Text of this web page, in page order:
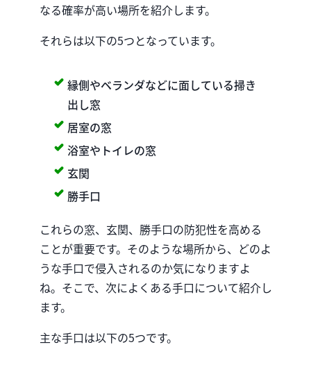
なる確率が高い場所を紹介します。
それらは以下の5つとなっています。
縁側やベランダなどに面している掃き
出し窓
居室の窓
浴室やトイレの窓
玄関
勝手口
これらの窓、玄関、勝手口の防犯性を高める
ことが重要です。そのような場所から、どのよ
うな手口で侵入されるのか気になりますよ
ね。そこで、次によくある手口について紹介し
ます。
主な手口は以下の5つです。